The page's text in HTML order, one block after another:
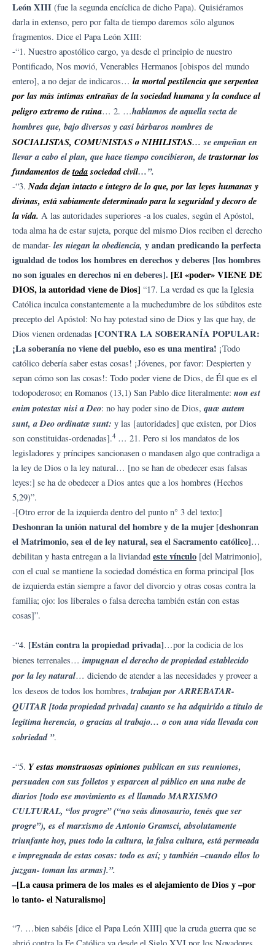
León XIII (fue la segunda encíclica de dicho Papa). Quisiéramos
darla in extenso, pero por falta de tiempo daremos sólo algunos
fragmentos. Dice el Papa León XIII:
-“1. Nuestro apostólico cargo, ya desde el principio de nuestro
Pontificado, Nos movió, Venerables Hermanos [obispos del mundo
entero], a no dejar de indicaros… la mortal pestilencia que serpentea
por las más íntimas entrañas de la sociedad humana y la conduce al
peligro extremo de ruina… 2. …hablamos de aquella secta de
hombres que, bajo diversos y casi bárbaros nombres de
SOCIALISTAS, COMUNISTAS o NIHILISTAS… se empeñan en
llevar a cabo el plan, que hace tiempo concibieron, detrastornar los
fundamentos detodasociedad civil…”.
-“3.Nada dejan intacto e íntegro de lo que, por las leyes humanas y
divinas, está sabiamente determinado para la seguridad y decoro de
la vida. A las autoridades superiores -a los cuales, según el Apóstol,
toda alma ha de estar sujeta, porque del mismo Dios reciben el derecho
de mandar- les niegan la obediencia, y andan predicando la perfecta
igualdad de todos los hombres en derechos y deberes [los hombres
no son iguales en derechos ni en deberes]. [El «poder» VIENE DE
DIOS, la autoridad viene de Dios] “17. La verdad es que la Iglesia
Católica inculca constantemente a la muchedumbre de los súbditos este
precepto del Apóstol: No hay potestad sino de Dios y las que hay, de
Dios vienen ordenadas [CONTRA LA SOBERANÍA POPULAR:
¡La soberanía no viene del pueblo, eso es una mentira! ¡Todo
católico debería saber estas cosas! ¡Jóvenes, por favor: Despierten y
sepan cómo son las cosas!: Todo poder viene de Dios, de Él que es el
todopoderoso; en Romanos (13,1) San Pablo dice literalmente: non est
enim potestas nisi a Deo: no hay poder sino de Dios, quæ autem
sunt, a Deo ordinatæ sunt: y las [autoridades] que existen, por Dios
son constituidas-ordenadas].4 … 21. Pero si los mandatos de los
legisladores y príncipes sancionasen o mandasen algo que contradiga a
la ley de Dios o la ley natural… [no se han de obedecer esas falsas
leyes:] se ha de obedecer a Dios antes que a los hombres (Hechos
5,29)”.
-[Otro error de la izquierda dentro del punto n° 3 del texto:]
Deshonran la unión natural del hombre y de la mujer [deshonran
el Matrimonio, sea el de ley natural, sea el Sacramento católico]…
debilitan y hasta entregan a la liviandad este vínculo [del Matrimonio],
con el cual se mantiene la sociedad doméstica en forma principal [los
de izquierda están siempre a favor del divorcio y otras cosas contra la
familia; ojo: los liberales o falsa derecha también están con estas
cosas]”.
-“4. [Están contra la propiedad privada]…por la codicia de los
bienes terrenales… impugnan el derecho de propiedad establecido
por la ley natural… diciendo de atender a las necesidades y proveer a
los deseos de todos los hombres, trabajan por ARREBATAR-
QUITAR [toda propiedad privada] cuanto se ha adquirido a título de
legítima herencia, o gracias al trabajo… o con una vida llevada con
sobriedad ”.
-“5. Y estas monstruosas opiniones publican en sus reuniones,
persuaden con sus folletos y esparcen al público en una nube de
diarios [todo ese movimiento es el llamado MARXISMO
CULTURAL, “los progre” (“no seás dinosaurio, tenés que ser
progre”), es el marxismo de Antonio Gramsci, absolutamente
triunfante hoy, pues todo la cultura, la falsa cultura, está permeada
e impregnada de estas cosas: todo es así; y también –cuando ellos lo
juzgan- toman las armas].”.
–[La causa primera de los males es el alejamiento de Dios y –por
lo tanto- el Naturalismo]
“7. …bien sabéis [dice el Papa León XIII] que la cruda guerra que se